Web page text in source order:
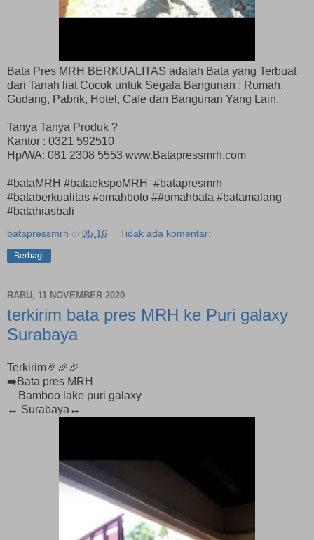
Bata Pres MRH BERKUALITAS adalah Bata yang Terbuat
dari Tanah liat Cocok untuk Segala Bangunan : Rumah,
Gudang, Pabrik, Hotel, Cafe dan Bangunan Yang Lain.
Tanya Tanya Produk ?
Kantor : 0321 592510
Hp/WA: 081 2308 5553 www.Batapressmrh.com
#bataMRH #bataekspoMRH #batapresmrh
#bataberkualitas #omahboto ##omahbata #batamalang
#batahiasbali
batapressmrh di 05.16 Tidak ada komentar:
Berbagi
RABU, 11 NOVEMBER 2020
terkirim bata pres MRH ke Puri galaxy
Surabaya
Terkirim🎉🎉🎉
➡️Bata pres MRH
Bamboo lake puri galaxy
↔️ Surabaya↔️